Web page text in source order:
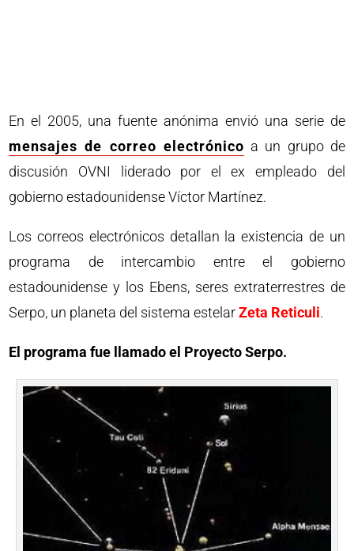
En el 2005, una fuente anónima envió una serie de
mensajes de correo electrónico a un grupo de
discusión OVNI liderado por el ex empleado del
gobierno estadounidense Víctor Martínez.
Los correos electrónicos detallan la existencia de un
programa de intercambio entre el gobierno
estadounidense y los Ebens, seres extraterrestres de
Serpo, un planeta del sistema estelarZeta Reticuli.
El programa fue llamado el Proyecto Serpo.